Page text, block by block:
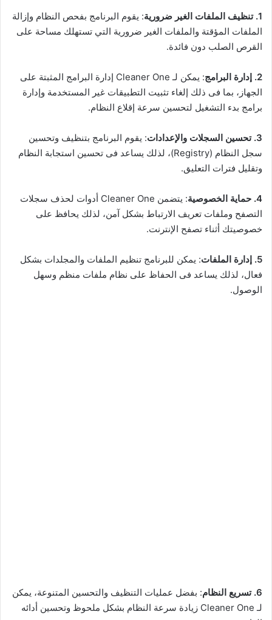
1. تنظيف الملفات الغير ضرورية
: يقوم البرنامج بفحص النظام وإزالة
الملفات المؤقتة والملفات الغير ضرورية التي تستهلك مساحة على
القرص الصلب دون فائدة.
2. إدارة البرامج
: يمكن لـ Cleaner One إدارة البرامج المثبتة على
الجهاز، بما فى ذلك إلغاء تثبيت التطبيقات غير المستخدمة وإدارة
برامج بدء التشغيل لتحسين سرعة إقلاع النظام.
3. تحسين السجلات والإعدادات
: يقوم البرنامج بتنظيف وتحسين
سجل النظام (Registry)، لذلك يساعد فى تحسين استجابة النظام
وتقليل فترات التعليق.
4. حماية الخصوصية
: يتضمن Cleaner One أدوات لحذف سجلات
التصفح وملفات تعريف الارتباط بشكل آمن، لذلك يحافظ على
خصوصيتك أثناء تصفح الإنترنت.
5. إدارة الملفات
: يمكن للبرنامج تنظيم الملفات والمجلدات بشكل
فعال، لذلك يساعد فى الحفاظ على نظام ملفات منظم وسهل
الوصول.
6. تسريع النظام
: بفضل عمليات التنظيف والتحسين المتنوعة، يمكن
لـ Cleaner One زيادة سرعة النظام بشكل ملحوظ وتحسين أدائه